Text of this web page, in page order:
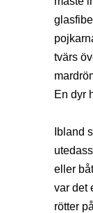
tvärs
En dyr
Ibland
eller
var det
rötter